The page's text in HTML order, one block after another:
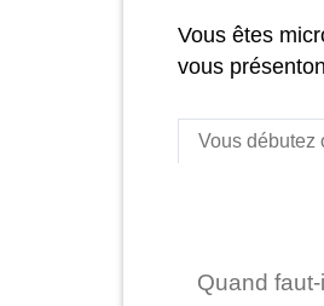
Vous êtes
vous
Vous débutez
Quand